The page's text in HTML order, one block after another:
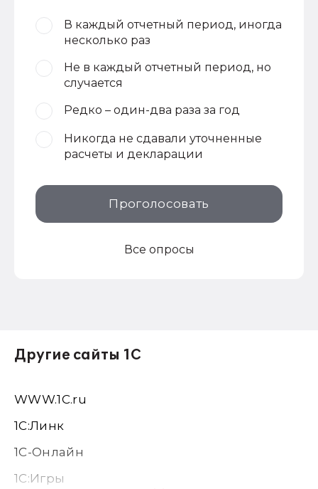
В каждый отчетный период, иногда
несколько раз
Не в каждый отчетный период, но
случается
Редко – один-два раза за год
Никогда не сдавали уточненные
расчеты и декларации
Проголосовать
Все опросы
Другие сайты 1С
WWW.1С.ru
1С:Линк
1С-Онлайн
1C:Игры